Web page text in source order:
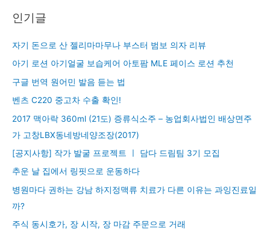
인기글
자기 돈으로 산 젤리마마무나 부스터 범보 의자 리뷰
아기 로션 아기얼굴 보습케어 아토팜 MLE 페이스 로션 추천
구글 번역 원어민 발음 듣는 법
벤츠 C220 중고차 수출 확인!
2017 맥아락 360ml (21도) 증류식소주 – 농업회사법인 배상면주
가 고창LBX동네방네양조장(2017)
[공지사항] 작가 발굴 프로젝트 ㅣ 담다 드림팀 3기 모집
추운 날 집에서 링핏으로 운동하다
병원마다 권하는 강남 하지정맥류 치료가 다른 이유는 과잉진료일
까?
주식 동시호가, 장 시작, 장 마감 주문으로 거래